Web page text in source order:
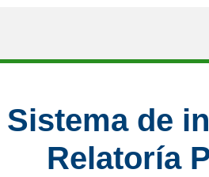
Sistema de
Relatoría